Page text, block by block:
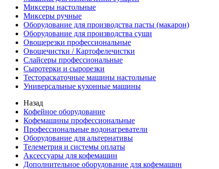
Миксеры настольные
Миксеры ручные
Оборудование для производства пасты (макарон)
Оборудование для производства суши
Овощерезки профессиональные
Овощечистки / Картофелечистки
Слайсеры профессиональные
Сыротерки и сырорезки
Тестораскаточные машины настольные
Универсальные кухонные машины
Назад
Кофейное оборудование
Кофемашины профессиональные
Профессиональные водонагреватели
Оборудование для альтернативы
Телеметрия и системы оплаты
Аксессуары для кофемашин
Дополнительное оборудование для кофемашин